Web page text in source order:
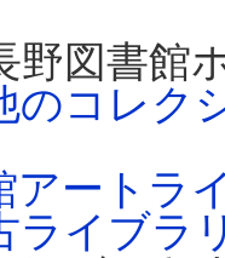
野図書館
のコレク
アートラ
ライブラ